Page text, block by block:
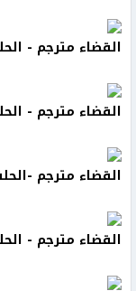
القضاء مترجم -
القضاء مترجم -
القضاء مترجم -
القضاء مترجم -